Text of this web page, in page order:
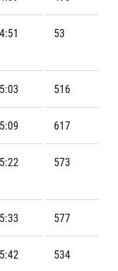
53
516
617
573
577
534